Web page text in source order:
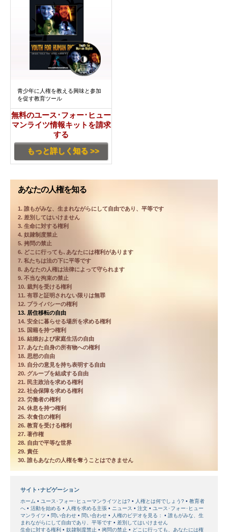
青少年に人権を教える興味と参加
を促す教育ツール
無料のユース･フォー･ヒュー
マンライツ情報キットを請求
する
もっと詳しく知る >>
あなたの人権を知る
1. 誰もがみな、生まれながらにして自由であり、平等です
2. 差別してはいけません
3. 生命に対する権利
4. 奴隷制度禁止
5. 拷問の禁止
6. どこに行っても､あなたには権利があります
7. 私たちは法の下に平等です
8. あなたの人権は法律によって守られます
9. 不当な拘束の禁止
10. 裁判を受ける権利
11. 有罪と証明されない限りは無罪
12. プライバシーの権利
13. 居住移転の自由
14. 安全に暮らせる場所を求める権利
15. 国籍を持つ権利
16. 結婚および家庭生活の自由
17. あなた自身の所有物への権利
18. 思想の自由
19. 自分の意見を持ち表明する自由
20. グループを結成する自由
21. 民主政治を求める権利
22. 社会保障を求める権利
23. 労働者の権利
24. 休息を持つ権利
25. 衣食住の権利
26. 教育を受ける権利
27. 著作権
28. 自由で平等な世界
29. 責任
30. 誰もあなたの人権を奪うことはできません
サイト･ナビゲーション
ホーム ユース･フォー･ヒューマンライツとは? 人権とは何でしょう?
教育者
へ
活動を始める 人権を求める主張 ニュース 注文
ユース･フォー･ヒュー
マンライツ
問い合わせ 問い合わせ 人権のビデオを見る：
誰もがみな、生
まれながらにして自由であり、平等です
差別してはいけません
生命に対する権利
奴隷制度禁止 拷問の禁止 どこに行っても、あなたには権